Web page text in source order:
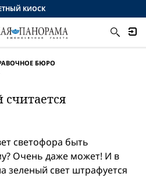
БЮРО
светофора быть
Очень даже может! И в
зеленый свет штрафуется
КИОСК